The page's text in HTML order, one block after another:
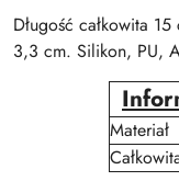
Długość całkowita
3,3 cm. Silikon, PU,
Materiał